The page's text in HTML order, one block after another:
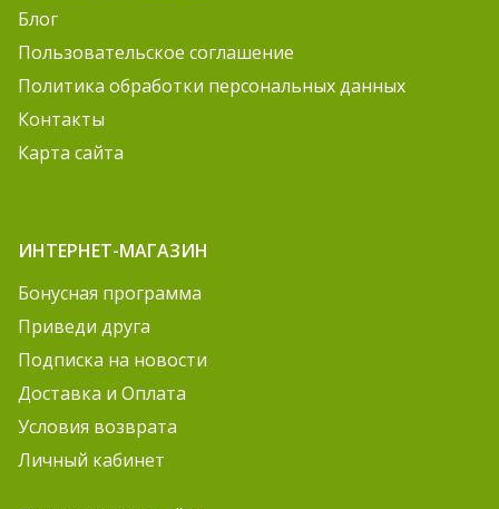
Блог
Пользовательское соглашение
Политика обработки персональных данных
Контакты
Карта сайта
ИНТЕРНЕТ-МАГАЗИН
Бонусная программа
Приведи друга
Подписка на новости
Доставка и Оплата
Условия возврата
Личный кабинет